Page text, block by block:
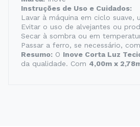
Instruções de Uso e Cuidados:
Lavar à máquina em ciclo suave,
Evitar o uso de alvejantes ou
Secar à sombra ou em
Passar a ferro, se necessário,
Resumo: O Inove Corta Luz
da qualidade. Com 4,00m x